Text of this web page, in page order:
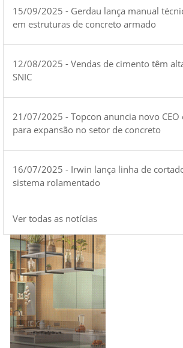
15/09/2025 - Gerdau lança manual
em estruturas de concreto armado
12/08/2025 - Vendas de cimento têm
SNIC
21/07/2025 - Topcon anuncia novo CEO
para expansão no setor de concreto
16/07/2025 - Irwin lança linha de
sistema rolamentado
Ver todas as notícias